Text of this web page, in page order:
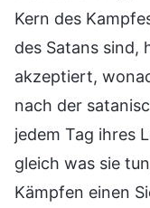
Kern des
des Satans sind,
akzeptiert,
nach der
jedem Tag ihres
gleich was sie
Kämpfen einen